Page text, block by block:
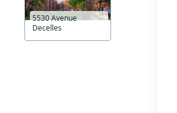
5530 Avenue
Decelles